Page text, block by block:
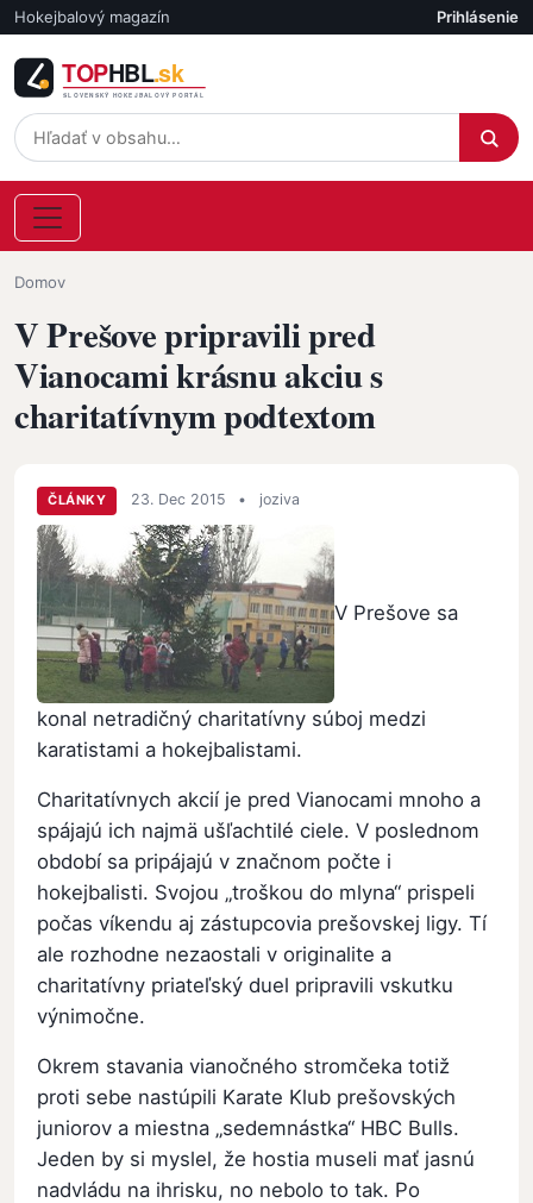
Skočiť na hlavný obsah
Hokejbalový magazín Účet
Prihlásenie
Omrvinka
Domov
V Prešove pripravili pred
Vianocami krásnu akciu s
charitatívnym podtextom
ČLÁNKY 23. Dec 2015 • joziva
V Prešove sa
konal netradičný charitatívny súboj medzi
karatistami a hokejbalistami.
Charitatívnych akcií je pred Vianocami mnoho a
spájajú ich najmä ušľachtilé ciele. V poslednom
období sa pripájajú v značnom počte i
hokejbalisti. Svojou „troškou do mlyna“ prispeli
počas víkendu aj zástupcovia prešovskej ligy. Tí
ale rozhodne nezaostali v originalite a
charitatívny priateľský duel pripravili vskutku
výnimočne.
Okrem stavania vianočného stromčeka totiž
proti sebe nastúpili Karate Klub prešovských
juniorov a miestna „sedemnástka“ HBC Bulls.
Jeden by si myslel, že hostia museli mať jasnú
nadvládu na ihrisku, no nebolo to tak. Po